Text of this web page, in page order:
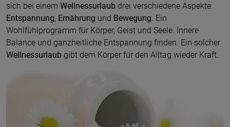
sich bei einem Wellnessurlaub drei verschiedene Aspekte:
Entspannung, Ernährung und Bewegung . Ein
Wohlfühlprogramm für Körper, Geist und Seele. Innere
Balance und ganzheitliche Entspannung finden. Ein solcher
Wellnessurlaub gibt dem Körper für den Alltag wieder Kraft.